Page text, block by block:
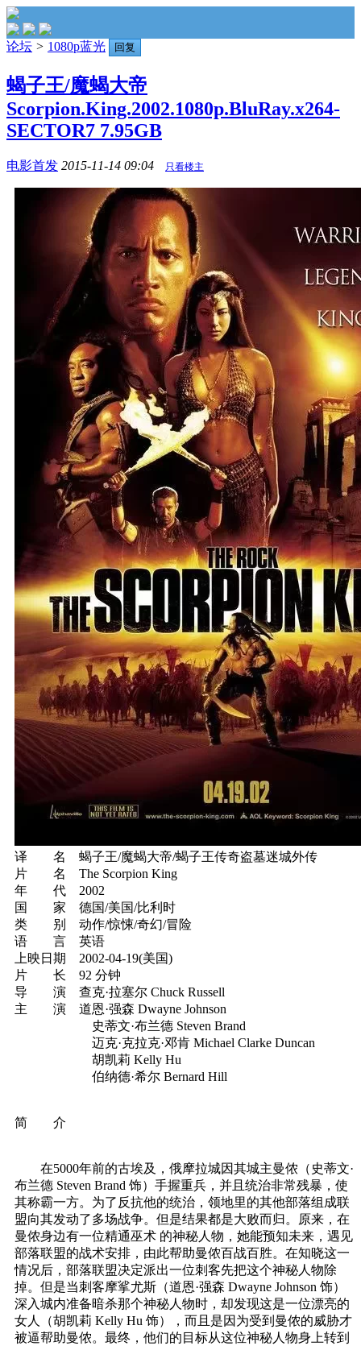
论坛 > 1080p蓝光 回复
蝎子王/魔蝎大帝
Scorpion.King.2002.1080p.BluRay.x264-
SECTOR7 7.95GB
电影首发 2015-11-14 09:04 只看楼主
译 名 蝎子王/魔蝎大帝/蝎子王传奇盗墓迷城外传
片 名 The Scorpion King
年 代 2002
国 家 德国/美国/比利时
类 别 动作/惊悚/奇幻/冒险
语 言 英语
上映日期 2002-04-19(美国)
片 长 92 分钟
导 演 查克·拉塞尔 Chuck Russell
主 演 道恩·强森 Dwayne Johnson
史蒂文·布兰德 Steven Brand
迈克·克拉克·邓肯 Michael Clarke Duncan
胡凯莉 Kelly Hu
伯纳德·希尔 Bernard Hill
简 介
在5000年前的古埃及，俄摩拉城因其城主曼侬（史蒂文·
布兰德 Steven Brand 饰）手握重兵，并且统治非常残暴，使
其称霸一方。为了反抗他的统治，领地里的其他部落组成联
盟向其发动了多场战争。但是结果都是大败而归。原来，在
曼侬身边有一位精通巫术 的神秘人物，她能预知未来，遇见
部落联盟的战术安排，由此帮助曼侬百战百胜。在知晓这一
情况后，部落联盟决定派出一位刺客先把这个神秘人物除
掉。但是当刺客摩挲尤斯（道恩·强森 Dwayne Johnson 饰）
深入城内准备暗杀那个神秘人物时，却发现这是一位漂亮的
女人（胡凯莉 Kelly Hu 饰），而且是因为受到曼侬的威胁才
被逼帮助曼侬。最终，他们的目标从这位神秘人物身上转到